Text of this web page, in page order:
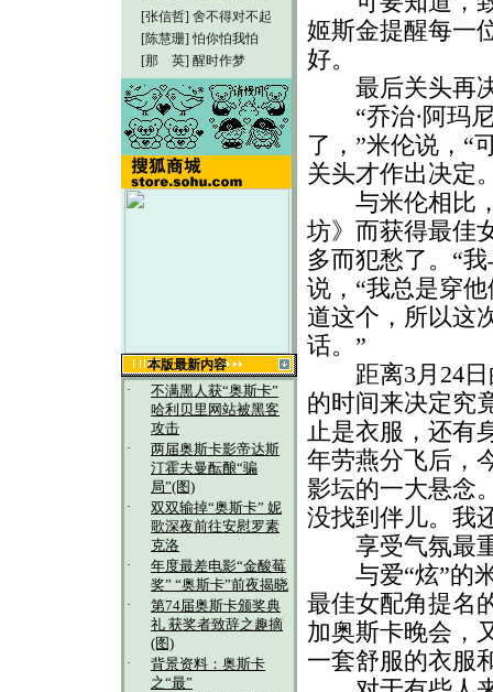
[张信哲] 舍不得对不起
[陈慧珊] 怕你怕我怕
[那 英] 醒时作梦
本版最新内容
·
不满黑人获“奥斯卡”
哈利贝里网站被黑客
攻击
·
两届奥斯卡影帝达斯
汀霍夫曼酝酿“骗
局”(图)
·
双双输掉“奥斯卡” 妮
歌深夜前往安慰罗素
克洛
·
年度最差电影“金酸莓
奖” “奥斯卡”前夜揭晓
·
第74届奥斯卡颁奖典
礼 获奖者致辞之趣摘
(图)
·
背景资料：奥斯卡
之“最”
姬斯金提醒每一
好。
最后关头再
“乔治·阿玛尼
了，”米伦说，“
关头才作出决定
与米伦相比，
坊》而获得最佳
多而犯愁了。“
说，“我总是穿
道这个，所以这
话。”
距离3月24日
的时间来决定究
止是衣服，还有
年劳燕分飞后，
影坛的一大悬念
没找到伴儿。我
享受气氛最
与爱“炫”的米
最佳女配角提名
加奥斯卡晚会，
一套舒服的衣服